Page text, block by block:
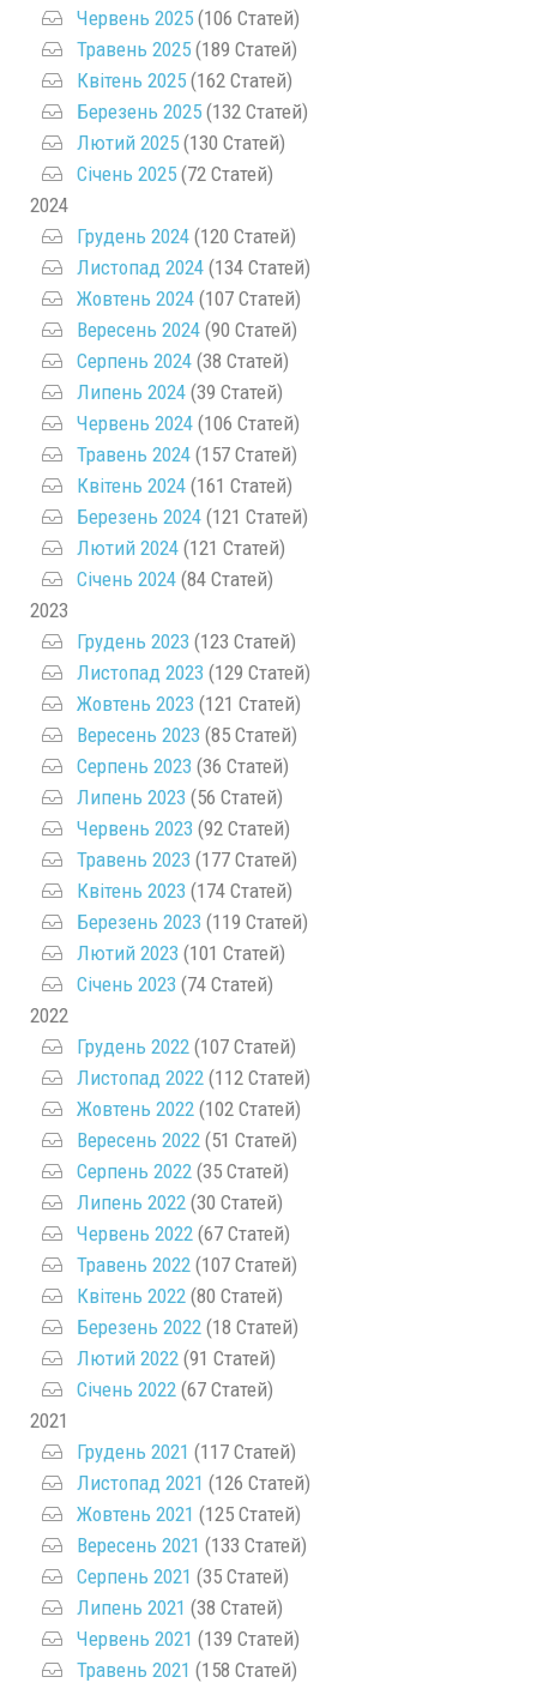
Червень 2025 (106 Статей)
Травень 2025 (189 Статей)
Квітень 2025 (162 Статей)
Березень 2025 (132 Статей)
Лютий 2025 (130 Статей)
Січень 2025 (72 Статей)
2024
Грудень 2024 (120 Статей)
Листопад 2024 (134 Статей)
Жовтень 2024 (107 Статей)
Вересень 2024 (90 Статей)
Серпень 2024 (38 Статей)
Липень 2024 (39 Статей)
Червень 2024 (106 Статей)
Травень 2024 (157 Статей)
Квітень 2024 (161 Статей)
Березень 2024 (121 Статей)
Лютий 2024 (121 Статей)
Січень 2024 (84 Статей)
2023
Грудень 2023 (123 Статей)
Листопад 2023 (129 Статей)
Жовтень 2023 (121 Статей)
Вересень 2023 (85 Статей)
Серпень 2023 (36 Статей)
Липень 2023 (56 Статей)
Червень 2023 (92 Статей)
Травень 2023 (177 Статей)
Квітень 2023 (174 Статей)
Березень 2023 (119 Статей)
Лютий 2023 (101 Статей)
Січень 2023 (74 Статей)
2022
Грудень 2022 (107 Статей)
Листопад 2022 (112 Статей)
Жовтень 2022 (102 Статей)
Вересень 2022 (51 Статей)
Серпень 2022 (35 Статей)
Липень 2022 (30 Статей)
Червень 2022 (67 Статей)
Травень 2022 (107 Статей)
Квітень 2022 (80 Статей)
Березень 2022 (18 Статей)
Лютий 2022 (91 Статей)
Січень 2022 (67 Статей)
2021
Грудень 2021 (117 Статей)
Листопад 2021 (126 Статей)
Жовтень 2021 (125 Статей)
Вересень 2021 (133 Статей)
Серпень 2021 (35 Статей)
Липень 2021 (38 Статей)
Червень 2021 (139 Статей)
Травень 2021 (158 Статей)